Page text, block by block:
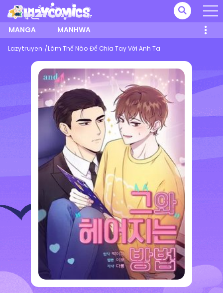
MANGA MANHWA
Lazytruyen Làm Thế Nào Để Chia Tay Với Anh Ta